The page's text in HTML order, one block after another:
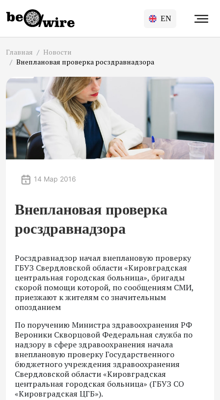
EN
Главная
Новости
Внеплановая проверка росздравнадзора
14 Мар 2016
Внеплановая проверка
росздравнадзора
Росздравнадзор начал внеплановую проверку
ГБУЗ Свердловской области «Кировградская
центральная городская больница», бригады
скорой помощи которой, по сообщениям СМИ,
приезжают к жителям со значительным
опозданием
По поручению Министра здравоохранения РФ
Вероники Скворцовой Федеральная служба по
надзору в сфере здравоохранения начала
внеплановую проверку Государственного
бюджетного учреждения здравоохранения
Свердловской области «Кировградская
центральная городская больница» (ГБУЗ СО
«Кировградская ЦГБ»).